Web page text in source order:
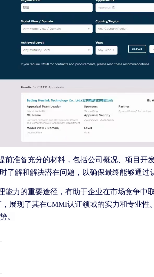
前准备充分的材料，包括公司概况、项目开
了解和解决潜在问题，以确保最终能够通过
能力的重要途径，有助于企业在市场竞争中
，展现了其在CMMI认证领域的实力和专业性
。